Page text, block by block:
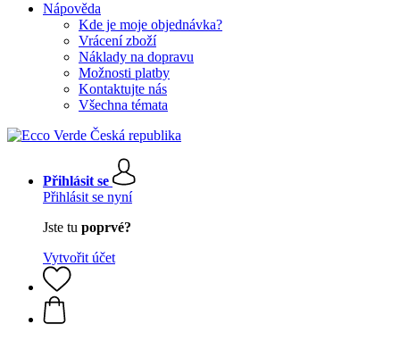
Nápověda
Kde je moje objednávka?
Vrácení zboží
Náklady na dopravu
Možnosti platby
Kontaktujte nás
Všechna témata
Přihlásit se
Přihlásit se nyní
Jste tu poprvé?
Vytvořit účet